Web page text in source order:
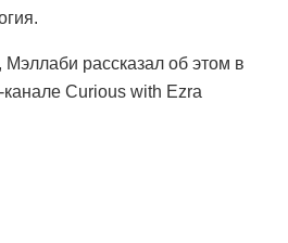
Мэллаби рассказал об этом в
Curious with Ezra